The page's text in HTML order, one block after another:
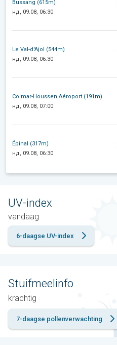
Bussang (615m)
нд, 09.08, 06:30
Le Val-d'Ajol (544m)
нд, 09.08, 06:30
Colmar-Houssen Aéroport (191m)
нд, 09.08, 07:00
Épinal (317m)
нд, 09.08, 06:30
UV-index
vandaag
6-daagse UV-index
Stuifmeelinfo
krachtig
7-daagse pollenverwachting